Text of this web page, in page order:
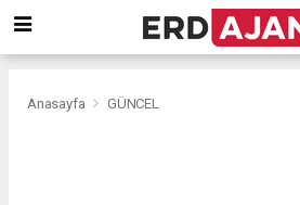
Anasayfa GÜNCEL